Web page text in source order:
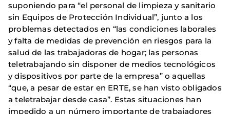
suponiendo para “el personal de limpieza y sanitario
sin Equipos de Protección Individual”, junto a los
problemas detectados en “las condiciones laborales
y falta de medidas de prevención en riesgos para la
salud de las trabajadoras de hogar; las personas
teletrabajando sin disponer de medios tecnológicos
y dispositivos por parte de la empresa” o aquellas
“que, a pesar de estar en ERTE, se han visto obligados
a teletrabajar desde casa”. Estas situaciones han
impedido a un número importante de trabajadores